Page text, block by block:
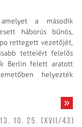
a második
háborús bűnös,
rettegett vezetőjét,
tetteiért felelős
Berlin felett aratott
helyezték
10. 25. (XVII/43)